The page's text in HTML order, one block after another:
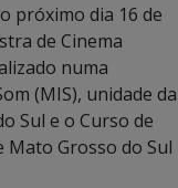
próximo dia 16 de
de Cinema
numa
(MIS), unidade da
Sul e o Curso de
Mato Grosso do Sul